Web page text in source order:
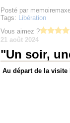
Posté par
Tags: Libération
Vous aimez ?
21 août 2024
"Un soir,
Au départ de la visite